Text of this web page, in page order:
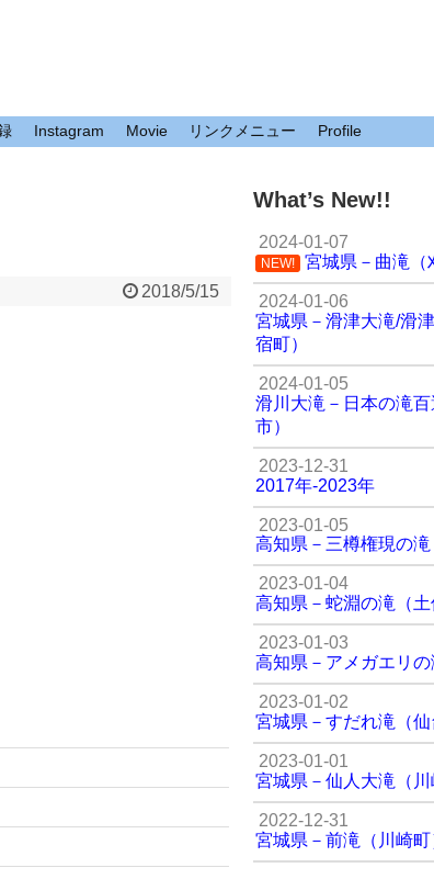
Instagram Movie リンクメニュー Profile
2018/5/15
What’s New!!
2024-01-07
NEW! 宮城県－曲滝（
2024-01-06
宮城県－滑津大滝/滑
宿町）
2024-01-05
滑川大滝－日本の滝
市）
2023-12-31
2017年-2023年
2023-01-05
高知県－三樽権現の滝
2023-01-04
高知県－蛇淵の滝（土
2023-01-03
高知県－アメガエリの
2023-01-02
宮城県－すだれ滝（仙
2023-01-01
宮城県－仙人大滝（川
2022-12-31
宮城県－前滝（川崎町